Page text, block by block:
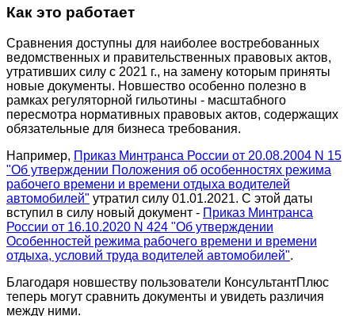
Как это работает
Сравнения доступны для наиболее востребованных
ведомственных и правительственных правовых актов,
утративших силу с 2021 г., на замену которым приняты
новые документы. Новшество особенно полезно в
рамках регуляторной гильотины - масштабного
пересмотра нормативных правовых актов, содержащих
обязательные для бизнеса требования.
Например, Приказ Минтранса России от 20.08.2004 N 15
"Об утверждении Положения об особенностях режима
рабочего времени и времени отдыха водителей
автомобилей" утратил силу 01.01.2021. С этой даты
вступил в силу новый документ - Приказ Минтранса
России от 16.10.2020 N 424 "Об утверждении
Особенностей режима рабочего времени и времени
отдыха, условий труда водителей автомобилей".
Благодаря новшеству пользователи КонсультантПлюс
теперь могут сравнить документы и увидеть различия
между ними.